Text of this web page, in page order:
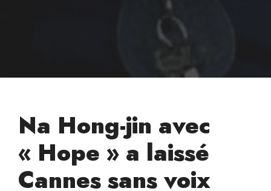
Na Hong-jin avec
« Hope » a laissé
Cannes sans voix